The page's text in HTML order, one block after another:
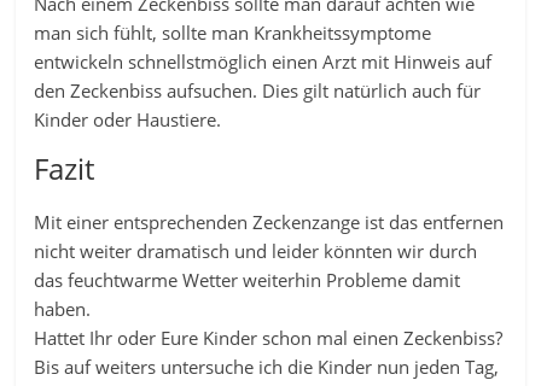
man sich fühlt, sollte man Krankheitssymptome
entwickeln schnellstmöglich einen Arzt mit Hinweis auf
den Zeckenbiss aufsuchen. Dies gilt natürlich auch für
Kinder oder Haustiere.
Fazit
Mit einer entsprechenden Zeckenzange ist das entfernen
nicht weiter dramatisch und leider könnten wir durch
das feuchtwarme Wetter weiterhin Probleme damit
haben.
Hattet Ihr oder Eure Kinder schon mal einen Zeckenbiss?
Bis auf weiters untersuche ich die Kinder nun jeden Tag,